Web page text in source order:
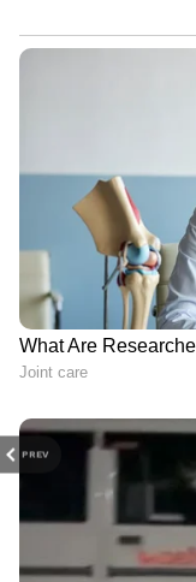
PREV